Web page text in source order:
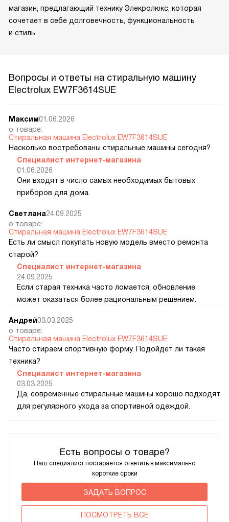
магазин, предлагающий технику Элекролюкс, которая
сочетает в себе долговечность, функциональность
и стиль.
Вопросы и ответы на стиральную машину
Electrolux EW7F3614SUE
Есть вопросы о товаре?
Наш специалист постарается ответить в максимально
короткие сроки
ЗАДАТЬ ВОПРОС
ПОCМОТРЕТЬ ВСЕ
Максим01.06.2026
о товаре:
Стиральная машина Electrolux EW7F3614SUE
Насколько востребованы стиральные машины сегодня?
Специалист интернет-магазина
01.06.2026
Они входят в число самых необходимых бытовых
приборов для дома.
Светлана24.09.2025
о товаре:
Стиральная машина Electrolux EW7F3614SUE
Есть ли смысл покупать новую модель вместо ремонта
старой?
Специалист интернет-магазина
24.09.2025
Если старая техника часто ломается, обновление
может оказаться более рациональным решением.
Андрей03.03.2025
о товаре:
Стиральная машина Electrolux EW7F3614SUE
Часто стираем спортивную форму. Подойдет ли такая
техника?
Специалист интернет-магазина
03.03.2025
Да, современные стиральные машины хорошо подходят
для регулярного ухода за спортивной одеждой.